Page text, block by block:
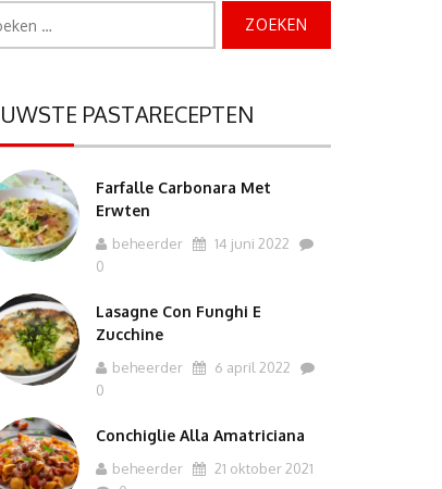
PASTARECEPTEN
Farfalle Carbonara Met
Erwten
beheerder
14 juni 2022
0
Lasagne Con Funghi E
Zucchine
beheerder
6 april 2022
0
Conchiglie Alla Amatriciana
beheerder
21 oktober 2021